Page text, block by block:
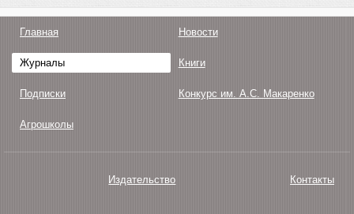
Главная Новости
Журналы Книги
Подписки Конкурс им. А.С. Макаренко
Агрошколы
Издательство Контакты